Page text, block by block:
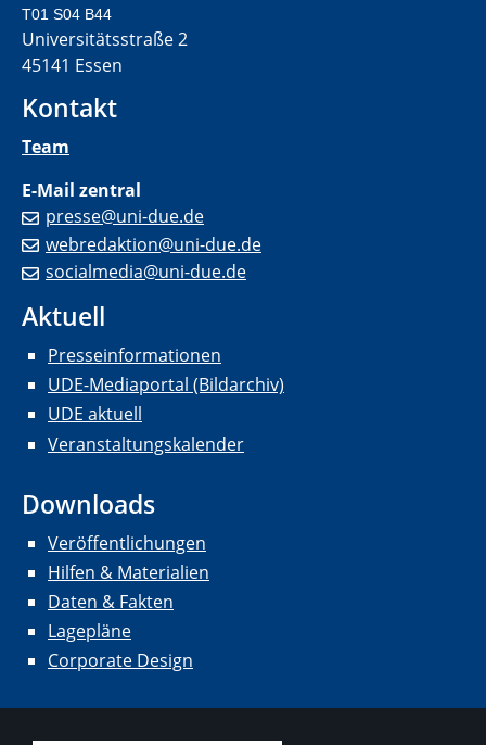
T01 S04 B44
Universitätsstraße 2
45141 Essen
Kontakt
Team
E-Mail zentral
presse@uni-due.de
webredaktion@uni-due.de
socialmedia@uni-due.de
Aktuell
Presseinformationen
UDE-Mediaportal (Bildarchiv)
UDE aktuell
Veranstaltungskalender
Downloads
Veröffentlichungen
Hilfen & Materialien
Daten & Fakten
Lagepläne
Corporate Design